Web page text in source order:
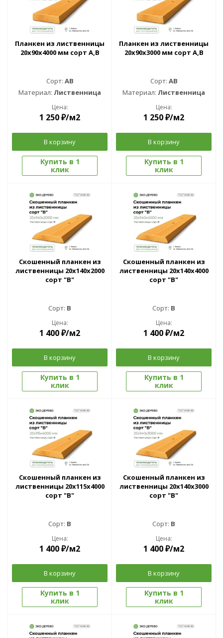
Планкен из лиственницы
20x90x4000 мм сорт A,B
Сорт: AB
Материал: Лиственница
Цена:
1 250₽/м2
В корзину
Купить в 1
клик
Планкен из лиственницы
20x90x3000 мм сорт A,B
Сорт: AB
Материал: Лиственница
Цена:
1 250₽/м2
В корзину
Купить в 1
клик
Скошенный планкен из
лиственницы 20x140х2000
сорт "В"
Сорт: B
Цена:
1 400₽/м2
В корзину
Купить в 1
клик
Скошенный планкен из
лиственницы 20x140х4000
сорт "В"
Сорт: B
Цена:
1 400₽/м2
В корзину
Купить в 1
клик
Скошенный планкен из
лиственницы 20x115х4000
сорт "В"
Сорт: B
Цена:
1 400₽/м2
В корзину
Купить в 1
клик
Скошенный планкен из
лиственницы 20x140х3000
сорт "В"
Сорт: B
Цена:
1 400₽/м2
В корзину
Купить в 1
клик